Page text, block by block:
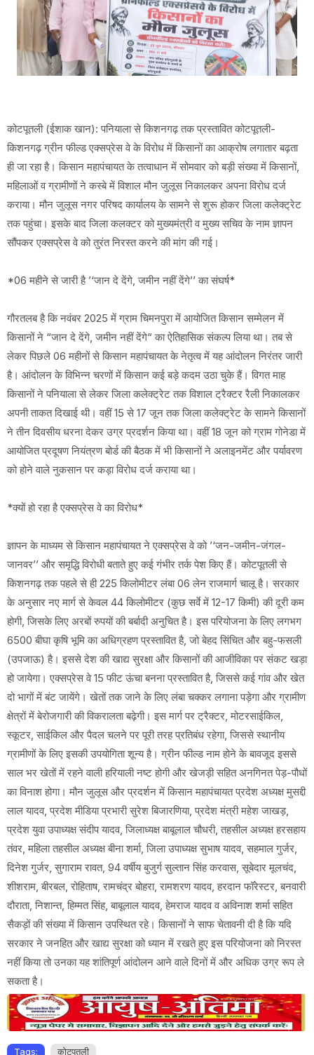
कोटपूतली (ईशाक खान): पनियाला से किशनगढ़ तक प्रस्तावित कोटपूतली-
किशनगढ़ ग्रीन फील्ड एक्सप्रेस वे के विरोध में किसानों का आक्रोष लगातार बढ़ता
ही जा रहा है। किसान महापंचायत के तत्वाधान में सोमवार को बड़ी संख्या में किसानों,
महिलाओं व ग्रामीणों ने कस्बे में विशाल मौन जुलूस निकालकर अपना विरोध दर्ज
कराया। मौन जुलूस नगर परिषद कार्यालय के सामने से शुरू होकर जिला कलेक्ट्रेट
तक पहुंचा। इसके बाद जिला कलक्टर को मुख्यमंत्री व मुख्य सचिव के नाम ज्ञापन
सौंपकर एक्सप्रेस वे को तुरंत निरस्त करने की मांग की गई।
*06 महीने से जारी है ’‘जान दे देंगे, जमीन नहीं देंगे’’ का संघर्ष*
गौरतलब है कि नवंबर 2025 में ग्राम चिमनपुरा में आयोजित किसान सम्मेलन में
किसानों ने “जान दे देंगे, जमीन नहीं देंगे“ का ऐतिहासिक संकल्प लिया था। तब से
लेकर पिछले 06 महीनों से किसान महापंचायत के नेतृत्व में यह आंदोलन निरंतर जारी
है। आंदोलन के विभिन्न चरणों में किसान कई बड़े कदम उठा चुके हैं। विगत माह
किसानों ने पनियाला से लेकर जिला कलेक्ट्रेट तक विशाल ट्रैक्टर रैली निकालकर
अपनी ताकत दिखाई थी। वहीं 15 से 17 जून तक जिला कलेक्ट्रेट के सामने किसानों
ने तीन दिवसीय धरना देकर उग्र प्रदर्शन किया था। वहीं 18 जून को ग्राम गोनेडा में
आयोजित प्रदूषण नियंत्रण बोर्ड की बैठक में भी किसानों ने अलाइनमेंट और पर्यावरण
को होने वाले नुकसान पर कड़ा विरोध दर्ज कराया था।
*क्यों हो रहा है एक्सप्रेस वे का विरोध*
ज्ञापन के माध्यम से किसान महापंचायत ने एक्सप्रेस वे को ’‘जन-जमीन-जंगल-
जानवर’’ और समृद्धि विरोधी बताते हुए कई गंभीर तर्क पेश किए हैं। कोटपूतली से
किशनगढ़ तक पहले से ही 225 किलोमीटर लंबा 06 लेन राजमार्ग चालू है। सरकार
के अनुसार नए मार्ग से केवल 44 किलोमीटर (कुछ सर्वे में 12-17 किमी) की दूरी कम
होगी, जिसके लिए अरबों रुपयों की बर्बादी अनुचित है। इस परियोजना के लिए लगभग
6500 बीघा कृषि भूमि का अधिग्रहण प्रस्तावित है, जो बेहद सिंचित और बहु-फसली
(उपजाऊ) है। इससे देश की खाद्य सुरक्षा और किसानों की आजीविका पर संकट खड़ा
हो जायेगा। एक्सप्रेस वे 15 फीट ऊंचा बनना प्रस्तावित है, जिससे कई गांव और खेत
दो भागों में बंट जायेंगे। खेतों तक जाने के लिए लंबा चक्कर लगाना पड़ेगा और ग्रामीण
क्षेत्रों में बेरोजगारी की विकरालता बढ़ेगी। इस मार्ग पर ट्रैक्टर, मोटरसाईकिल,
स्कूटर, साईकिल और पैदल चलने पर पूरी तरह प्रतिबंध रहेगा, जिससे स्थानीय
ग्रामीणों के लिए इसकी उपयोगिता शून्य है। ग्रीन फील्ड नाम होने के बावजूद इससे
साल भर खेतों में रहने वाली हरियाली नष्ट होगी और खेजड़ी सहित अनगिनत पेड़-पौधों
का विनाश होगा। मौन जुलूस और प्रदर्शन में किसान महापंचायत प्रदेश अध्यक्ष मुसद्दी
लाल यादव, प्रदेश मीडिया प्रभारी सुरेश बिजारणिया, प्रदेश मंत्री महेश जाखड़,
प्रदेश युवा उपाध्यक्ष संदीप यादव, जिलाध्यक्ष बाबूलाल चौधरी, तहसील अध्यक्ष हरसहाय
तंवर, महिला तहसील अध्यक्ष बीना शर्मा, जिला उपाध्यक्ष सुभाष यादव, सहमाल गुर्जर,
दिनेश गुर्जर, सुगाराम रावत, 94 वर्षीय बुजुर्ग सुल्तान सिंह करवास, सूबेदार मूलचंद,
शीशराम, बीरबल, रोहिताष, रामचंद्र बोहरा, रामशरण यादव, हरदान फॉरेस्टर, बनवारी
दौराता, निशान्त, हिम्मत सिंह, बाबूलाल यादव, हेमराज यादव व अविनाश शर्मा सहित
सैकड़ों की संख्या में किसान उपस्थित रहे। किसानों ने साफ चेतावनी दी है कि यदि
सरकार ने जनहित और खाद्य सुरक्षा को ध्यान में रखते हुए इस परियोजना को निरस्त
नहीं किया तो उनका यह शांतिपूर्ण आंदोलन आने वाले दिनों में और अधिक उग्र रूप ले
सकता है।
Tags: कोटपूतली